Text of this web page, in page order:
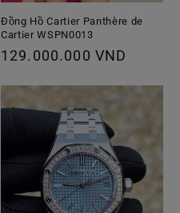
Đồng Hồ Cartier Panthère de
Cartier WSPN0013
Giá
thường
129.000.000 VND